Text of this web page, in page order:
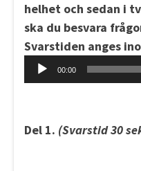
helhet och sedan i
ska du besvara
Svarstiden anges
Audio
Player
00:00
Del 1. (Svarstid 30